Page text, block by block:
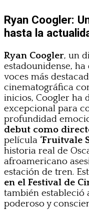
Ryan Coogler:
hasta la
Ryan Coogler, un
estadounidense,
voces más
cinematográfica
inicios, Coogler ha
excepcional para
profundidad
debut como
película ‘Fruitvale
historia real de
afroamericano
estación de tren.
en el Festival de
también estableció
poderoso y